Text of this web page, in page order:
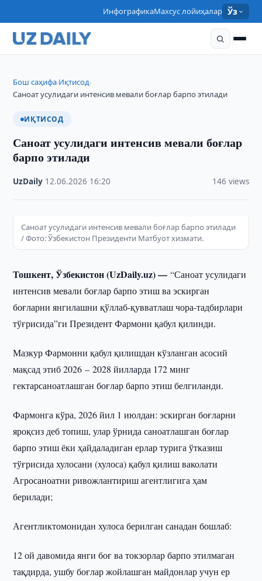
ИнфографикаМахсус лойиҳалар Ўз
Бош саҳифа›Иқтисод›
Саноат усулидаги интенсив мевали боғлар барпо этилади
ИҚТИСОД
Саноат усулидаги интенсив мевали боғлар
барпо этилади
UzDaily 12.06.2026 16:20 146 views
Саноат усулидаги интенсив мевали боғлар барпо этилади
/ Фото: Ўзбекистон Президенти Матбуот хизмати.
Тошкент, Ўзбекистон (UzDaily.uz) —“Саноат усулидаги
интенсив мевали боғлар барпо этиш ва эскирган
боғларни янгилашни қўллаб-қувватлаш чора-тадбирлари
тўғрисида”ги Президент Фармони қабул қилинди.
Мазкур Фармонни қабул қилишдан кўзланган асосий
мақсад этиб 2026 – 2028 йилларда 172 минг
гектарсаноатлашган боғлар барпо этиш белгиланди.
Фармонга кўра, 2026 йил 1 июлдан: эскирган боғларни
яроқсиз деб топиш, улар ўрнида саноатлашган боғлар
барпо этиш ёки ҳайдаладиган ерлар турига ўтказиш
тўғрисида хулосани (хулоса) қабул қилиш ваколати
Агросаноатни ривожлантириш агентлигига ҳам
берилади;
Агентликтомонидан хулоса берилган санадан бошлаб:
12 ой давомида янги боғ ва токзорлар барпо этилмаган
тақдирда, ушбу боғлар жойлашган майдонлар учун ер